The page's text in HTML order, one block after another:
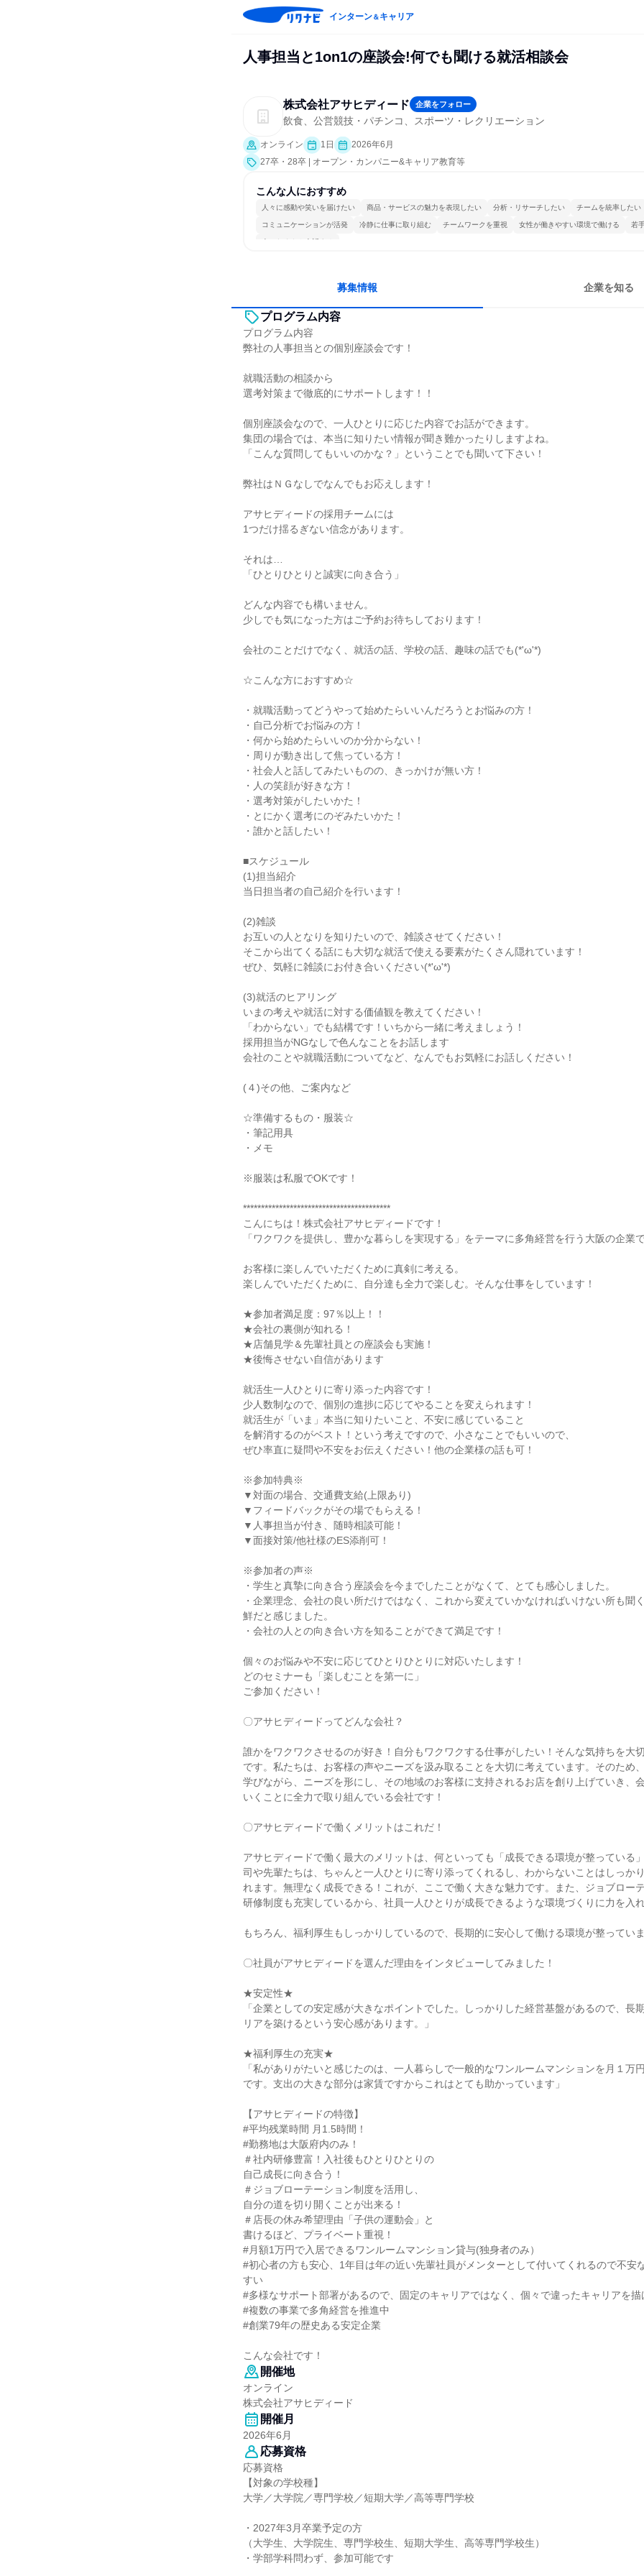
インターン＆キャリア
人事担当と1on1の座談会!何でも聞ける就活相談会
株式会社アサヒディード 企業をフォロー
飲食、公営競技・パチンコ、スポーツ・レクリエーション
オンライン 1日
2026年6月
27卒・28卒 | オープン・カンパニー&キャリア教育等
こんな人におすすめ
人々に感動や笑いを届けたい 商品・サービスの魅力を表現したい 分析・リサーチしたい チームを統率したい
コミュニケーションが活発 冷静に仕事に取り組む チームワークを重視 女性が働きやすい環境で働ける 若
人とたくさん会話する
募集情報 企業を知る
プログラム内容
プログラム内容
弊社の人事担当との個別座談会です！
就職活動の相談から
選考対策まで徹底的にサポートします！！
個別座談会なので、一人ひとりに応じた内容でお話ができます。
集団の場合では、本当に知りたい情報が聞き難かったりしますよね。
「こんな質問してもいいのかな？」ということでも聞いて下さい！
弊社はＮＧなしでなんでもお応えします！
アサヒディードの採用チームには
1つだけ揺るぎない信念があります。
それは…
「ひとりひとりと誠実に向き合う」
どんな内容でも構いません。
少しでも気になった方はご予約お待ちしております！
会社のことだけでなく、就活の話、学校の話、趣味の話でも(*'ω'*)
☆こんな方におすすめ☆
・就職活動ってどうやって始めたらいいんだろうとお悩みの方！
・自己分析でお悩みの方！
・何から始めたらいいのか分からない！
・周りが動き出して焦っている方！
・社会人と話してみたいものの、きっかけが無い方！
・人の笑顔が好きな方！
・選考対策がしたいかた！
・とにかく選考にのぞみたいかた！
・誰かと話したい！
■スケジュール
(1)担当紹介
当日担当者の自己紹介を行います！
(2)雑談
お互いの人となりを知りたいので、雑談させてください！
そこから出てくる話にも大切な就活で使える要素がたくさん隠れています！
ぜひ、気軽に雑談にお付き合いください(*'ω'*)
(3)就活のヒアリング
いまの考えや就活に対する価値観を教えてください！
「わからない」でも結構です！いちから一緒に考えましょう！
採用担当がNGなしで色んなことをお話します
会社のことや就職活動についてなど、なんでもお気軽にお話しください！
(４)その他、ご案内など
☆準備するもの・服装☆
・筆記用具
・メモ
※服装は私服でOKです！
*****************************************
こんにちは！株式会社アサヒディードです！
「ワクワクを提供し、豊かな暮らしを実現する」をテーマに多角経営を行う大阪の企業
お客様に楽しんでいただくために真剣に考える。
楽しんでいただくために、自分達も全力で楽しむ。そんな仕事をしています！
★参加者満足度：97％以上！！
★会社の裏側が知れる！
★店舗見学＆先輩社員との座談会も実施！
★後悔させない自信があります
就活生一人ひとりに寄り添った内容です！
少人数制なので、個別の進捗に応じてやることを変えられます！
就活生が「いま」本当に知りたいこと、不安に感じていること
を解消するのがベスト！という考えですので、小さなことでもいいので、
ぜひ率直に疑問や不安をお伝えください！他の企業様の話も可！
※参加特典※
▼対面の場合、交通費支給(上限あり)
▼フィードバックがその場でもらえる！
▼人事担当が付き、随時相談可能！
▼面接対策/他社様のES添削可！
※参加者の声※
・学生と真摯に向き合う座談会を今までしたことがなくて、とても感心しました。
・企業理念、会社の良い所だけではなく、これから変えていかなければいけない所も聞
鮮だと感じました。
・会社の人との向き合い方を知ることができて満足です！
個々のお悩みや不安に応じてひとりひとりに対応いたします！
どのセミナーも「楽しむことを第一に」
ご参加ください！
〇アサヒディードってどんな会社？
誰かをワクワクさせるのが好き！自分もワクワクする仕事がしたい！そんな気持ちを大
です。私たちは、お客様の声やニーズを汲み取ることを大切に考えています。そのため
学びながら、ニーズを形にし、その地域のお客様に支持されるお店を創り上げていき、
いくことに全力で取り組んでいる会社です！
〇アサヒディードで働くメリットはこれだ！
アサヒディードで働く最大のメリットは、何といっても「成長できる環境が整っている
司や先輩たちは、ちゃんと一人ひとりに寄り添ってくれるし、わからないことはしっか
れます。無理なく成長できる！これが、ここで働く大きな魅力です。また、ジョブロー
研修制度も充実しているから、社員一人ひとりが成長できるような環境づくりに力を入
もちろん、福利厚生もしっかりしているので、長期的に安心して働ける環境が整ってい
〇社員がアサヒディードを選んだ理由をインタビューしてみました！
★安定性★
「企業としての安定感が大きなポイントでした。しっかりした経営基盤があるので、長
リアを築けるという安心感があります。」
★福利厚生の充実★
「私がありがたいと感じたのは、一人暮らしで一般的なワンルームマンションを月１万
です。支出の大きな部分は家賃ですからこれはとても助かっています」
【アサヒディードの特徴】
#平均残業時間 月1.5時間！
#勤務地は大阪府内のみ！
＃社内研修豊富！入社後もひとりひとりの
自己成長に向き合う！
＃ジョブローテーション制度を活用し、
自分の道を切り開くことが出来る！
＃店長の休み希望理由「子供の運動会」と
書けるほど、プライベート重視！
#月額1万円で入居できるワンルームマンション貸与(独身者のみ）
#初心者の方も安心、1年目は年の近い先輩社員がメンターとして付いてくれるので不安
すい
#多様なサポート部署があるので、固定のキャリアではなく、個々で違ったキャリアを描
#複数の事業で多角経営を推進中
#創業79年の歴史ある安定企業
こんな会社です！
開催地
オンライン
株式会社アサヒディード
開催月
2026年6月
応募資格
応募資格
【対象の学校種】
大学／大学院／専門学校／短期大学／高等専門学校
・2027年3月卒業予定の方
（大学生、大学院生、専門学校生、短期大学生、高等専門学校生）
・学部学科問わず、参加可能です